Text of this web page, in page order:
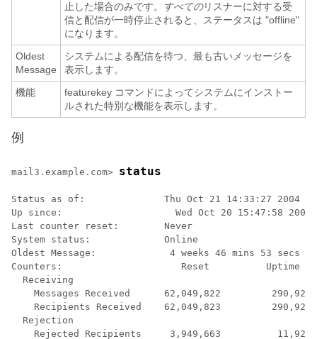
止した場合のみです。
すべてのリスナーに対する受
信と配信が一時停止されると、ステータスは "offline"
になります。
Oldest
Message
システムによる配信を待つ、最も古いメッセージを
表示します。
機能
featurekey コマンドによってシステムにインストー
ルされた特別な機能を表示します。
例
mail3.example.com> status
Status as of:              Thu Oct 21 14:33:27 2004
Up since:                    Wed Oct 20 15:47:58 2004
Last counter reset:        Never
System status:             Online
Oldest Message:             4 weeks 46 mins 53 secs
Counters:                     Reset          Uptime
  Receiving
Messages Received      62,049,822         290,920
Recipients Received    62,049,823         290,920
  Rejection
Rejected Recipients     3,949,663          11,921